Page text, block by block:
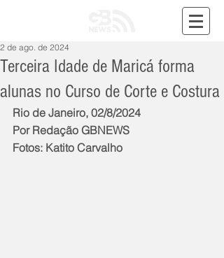
Terceira Idade de Maricá forma
alunas no Curso de Corte e Costura
2 de ago. de 2024
Rio de Janeiro, 02/8/2024
Por Redação GBNEWS
Fotos: Katito Carvalho